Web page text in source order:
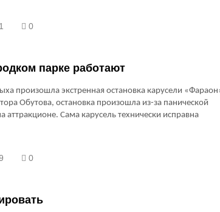
0
парке работают
произошла экстренная остановка карусели
Обутова, остановка произошла из-за панической
аттракционе. Сама карусель технически исправна
0